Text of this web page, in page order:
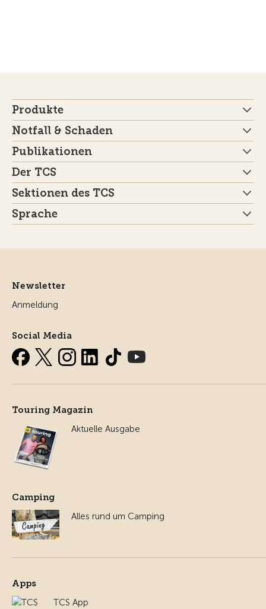
Produkte
Notfall & Schaden
Publikationen
Der TCS
Sektionen des TCS
Sprache
Newsletter
Anmeldung
Social Media
Touring Magazin
Aktuelle Ausgabe
Camping
Alles rund um Camping
Apps
TCS App